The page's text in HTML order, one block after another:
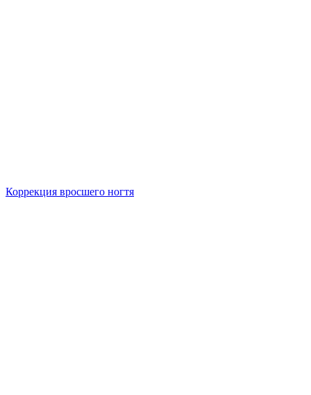
Коррекция вросшего ногтя